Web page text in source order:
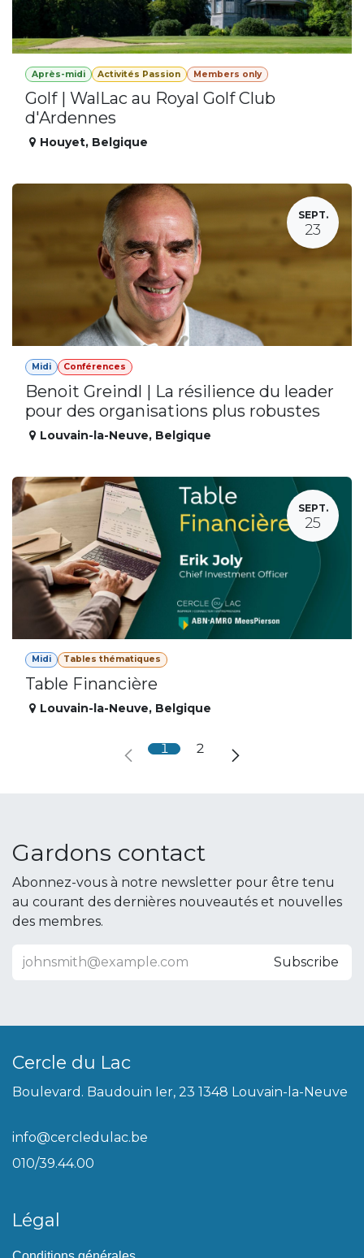
Après-midi Activités Passion Members only
Golf | WalLac au Royal Golf Club
d'Ardennes
Houyet, Belgique
SEPT.
23
Midi Conférences
Benoit Greindl | La résilience du leader
pour des organisations plus robustes
Louvain-la-Neuve, Belgique
SEPT.
25
Midi Tables thématiques
Table Financière
Louvain-la-Neuve, Belgique
1 2
Gardons contact
Abonnez-vous à notre newsletter pour être tenu
au courant des dernières nouveautés et nouvelles
des membres.
Subscribe
Cercle du Lac
Boulevard. Baudouin Ier, 23 1348 Louvain-la-Neuve
info@cercledulac.be
010/39.44.00
Légal